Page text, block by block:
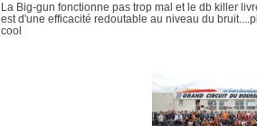
La Big-gun fonctionne pas trop mal et le db killer
est d'une efficacité redoutable au niveau du
cool